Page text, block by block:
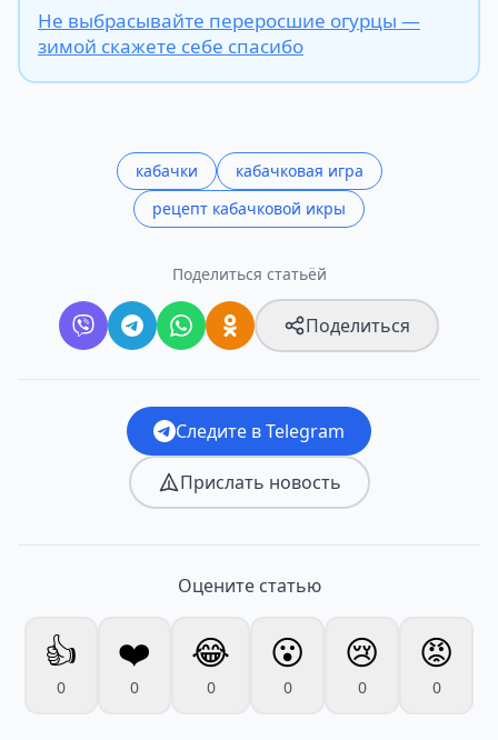
Не выбрасывайте переросшие огурцы —
зимой скажете себе спасибо
кабачки
кабачковая игра
рецепт кабачковой икры
Поделиться статьёй
Поделиться
Следите в Telegram
Прислать новость
Оцените статью
👍
0
❤️
0
😂
0
😮
0
😢
0
😡
0